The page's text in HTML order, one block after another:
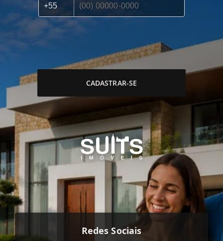
CADASTRAR-SE
Redes Sociais